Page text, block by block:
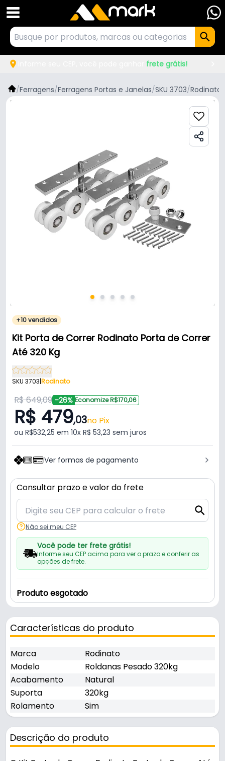
frete grátis!
/Ferragens/Ferragens Portas e Janelas/SKU 3703/Rodinato
+10 vendidos
Kit Porta de Correr Rodinato Porta de Correr
Até 320 Kg
SKU 3703|Rodinato
R$ 649,09 -26% Economize R$170,06
R$ 479,03no Pix
ou R$532,25 em 10x R$ 53,23 sem juros
Ver formas de pagamento
Consultar prazo e valor do frete
Não sei meu CEP
Você pode ter frete grátis!
Informe seu CEP acima para ver o prazo e conferir as
opções de frete.
Produto esgotado
Características do produto
Marca
Rodinato
Modelo
Roldanas Pesado 320kg
Acabamento
Natural
Suporta
320kg
Rolamento
Sim
Descrição do produto